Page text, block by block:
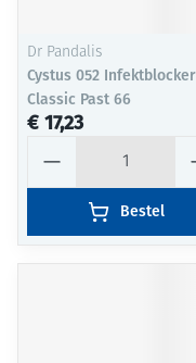
Dr Pandalis
Cystus 052 Infektblocker
Classic Past 66
€ 17,23
Bestel